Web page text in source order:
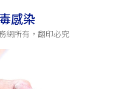
感染
網所有，翻印必究